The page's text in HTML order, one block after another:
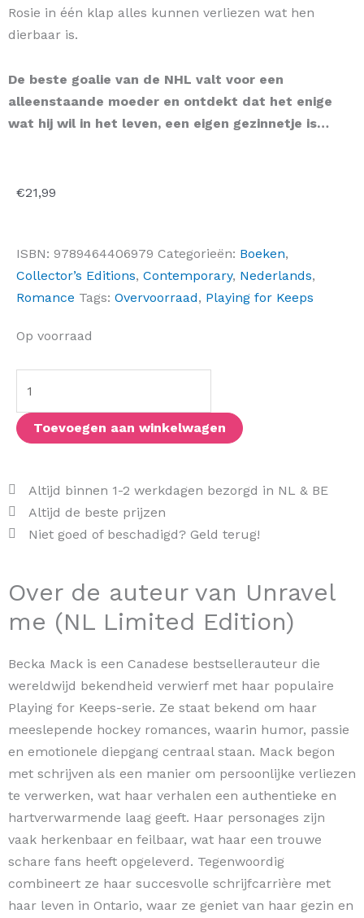
Rosie in één klap alles kunnen verliezen wat hen
dierbaar is.
De beste goalie van de NHL valt voor een
alleenstaande moeder en ontdekt dat het enige
wat hij wil in het leven, een eigen gezinnetje is…
€21,99
ISBN: 9789464406979 Categorieën: Boeken,
Collector’s Editions, Contemporary, Nederlands,
Romance Tags: Overvoorraad, Playing for Keeps
Op voorraad
Unravel
Limited
Edition)
aantal
Toevoegen aan winkelwagen
Altijd binnen 1-2 werkdagen bezorgd in NL & BE
Altijd de beste prijzen
Niet goed of beschadigd? Geld terug!
Over de auteur van Unravel
me (NL Limited Edition)
Becka Mack is een Canadese bestsellerauteur die
wereldwijd bekendheid verwierf met haar populaire
Playing for Keeps-serie. Ze staat bekend om haar
meeslepende hockey romances, waarin humor, passie
en emotionele diepgang centraal staan. Mack begon
met schrijven als een manier om persoonlijke verliezen
te verwerken, wat haar verhalen een authentieke en
hartverwarmende laag geeft. Haar personages zijn
vaak herkenbaar en feilbaar, wat haar een trouwe
schare fans heeft opgeleverd. Tegenwoordig
combineert ze haar succesvolle schrijfcarrière met
haar leven in Ontario, waar ze geniet van haar gezin en